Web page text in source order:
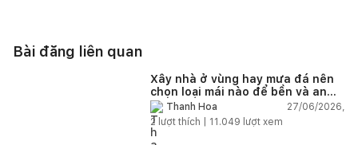
Bài đăng liên quan
Xây nhà ở vùng hay mưa đá nên
chọn loại mái nào để bền và an
toàn?Thanh Hoa
27/06/2026,
2 lượt thích | 11.049 lượt xem